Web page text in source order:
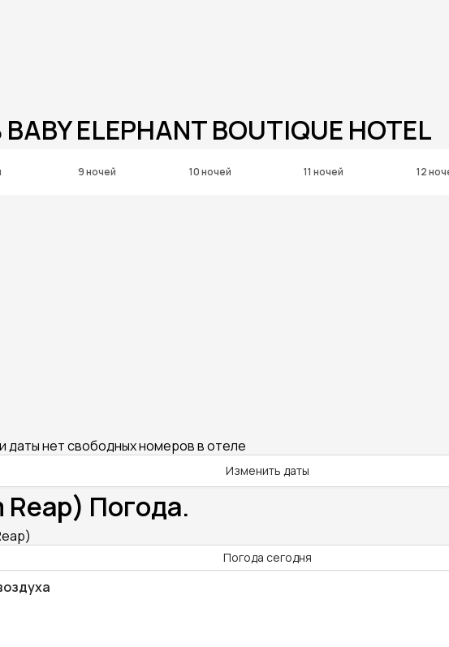
ELEPHANT BOUTIQUE HOTEL
9 ночей 10 ночей 11 ночей 12
даты нет свободных номеров в отеле
Изменить даты
Погода.
Погода сегодня